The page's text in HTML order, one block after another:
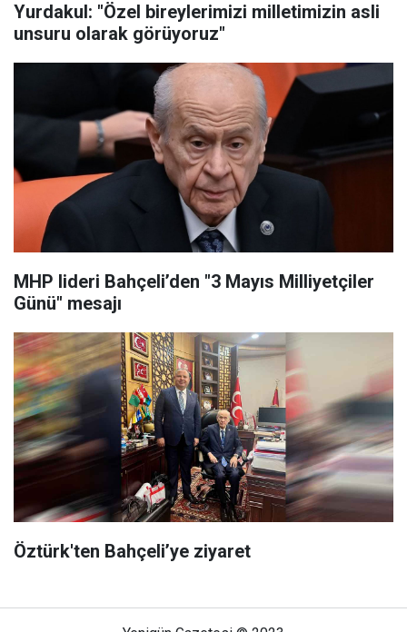
Yurdakul: "Özel bireylerimizi milletimizin asli
unsuru olarak görüyoruz"
MHP lideri Bahçeli’den "3 Mayıs Milliyetçiler
Günü" mesajı
Öztürk'ten Bahçeli’ye ziyaret